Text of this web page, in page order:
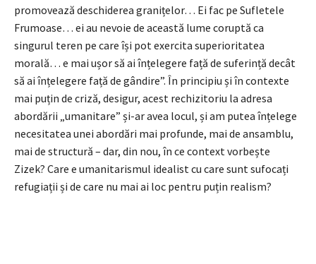
promovează deschiderea granițelor… Ei fac pe Sufletele
Frumoase… ei au nevoie de această lume coruptă ca
singurul teren pe care își pot exercita superioritatea
morală… e mai ușor să ai înțelegere față de suferință decât
să ai înțelegere față de gândire”. În principiu și în contexte
mai puțin de criză, desigur, acest rechizitoriu la adresa
abordării „umanitare” și-ar avea locul, și am putea înțelege
necesitatea unei abordări mai profunde, mai de ansamblu,
mai de structură – dar, din nou, în ce context vorbește
Zizek? Care e umanitarismul idealist cu care sunt sufocați
refugiații și de care nu mai ai loc pentru puțin realism?